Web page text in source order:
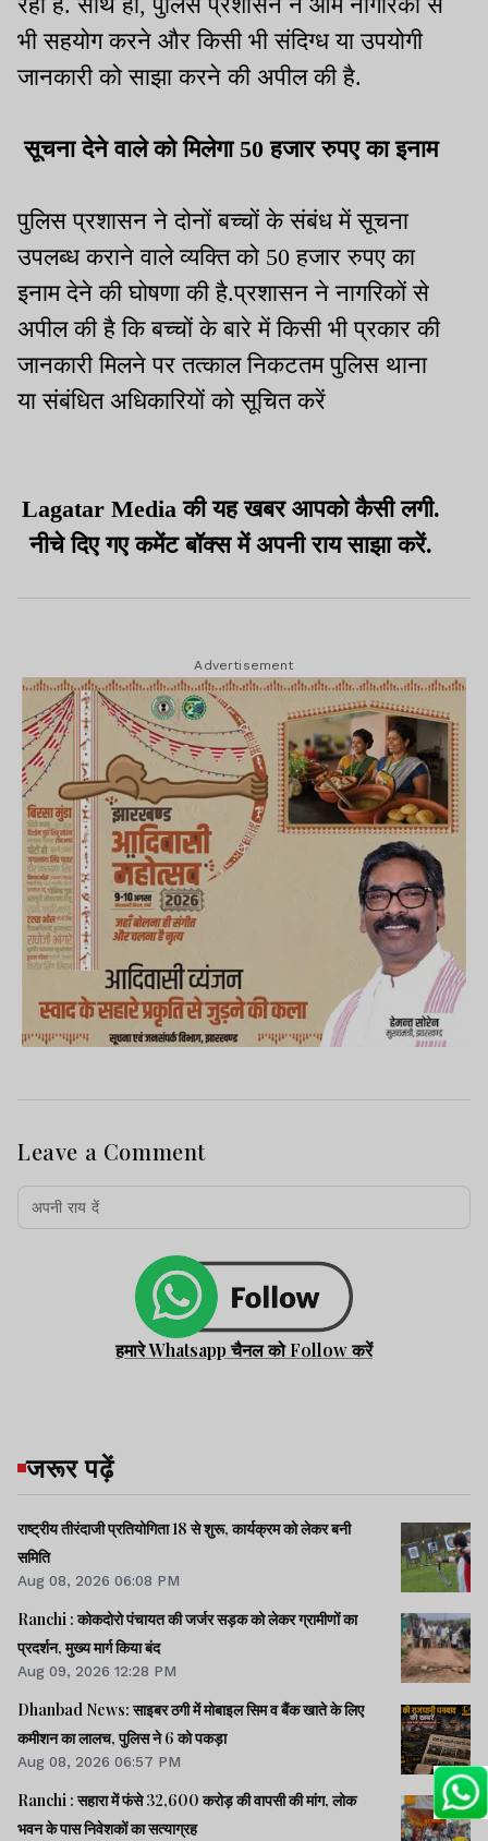
भी सहयोग करने और किसी भी संदिग्ध या उपयोगी
जानकारी को साझा करने की अपील की है.
सूचना देने वाले को मिलेगा 50 हजार रुपए का इनाम
पुलिस प्रशासन ने दोनों बच्चों के संबंध में सूचना
उपलब्ध कराने वाले व्यक्ति को 50 हजार रुपए का
इनाम देने की घोषणा की है.प्रशासन ने नागरिकों से
अपील की है कि बच्चों के बारे में किसी भी प्रकार की
जानकारी मिलने पर तत्काल निकटतम पुलिस थाना
या संबंधित अधिकारियों को सूचित करें
Lagatar Media की यह खबर आपको कैसी लगी.
नीचे दिए गए कमेंट बॉक्स में अपनी राय साझा करें.
Advertisement
Leave a Comment
हमारे Whatsapp चैनल को Follow करें
जरूर पढ़ें
राष्ट्रीय तीरंदाजी प्रतियोगिता 18 से शुरू, कार्यक्रम को लेकर बनी
समिति
Aug 08, 2026 06:08 PM
Ranchi : कोकदोरो पंचायत की जर्जर सड़क को लेकर ग्रामीणों का
प्रदर्शन, मुख्य मार्ग किया बंद
Aug 09, 2026 12:28 PM
Dhanbad News: साइबर ठगी में मोबाइल सिम व बैंक खाते के लिए
कमीशन का लालच, पुलिस ने 6 को पकड़ा
Aug 08, 2026 06:57 PM
Ranchi : सहारा में फंसे 32,600 करोड़ की वापसी की मांग, लोक
भवन के पास निवेशकों का सत्याग्रह